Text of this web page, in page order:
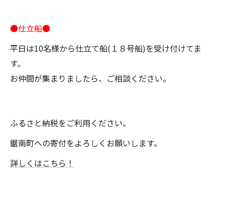
●仕立船●
平日は10名様から仕立て船(１８号船)を受け付けてま
す。
お仲間が集まりましたら、ご相談ください。
ふるさと納税をご利用ください。
鋸南町への寄付をよろしくお願いします。
詳しくはこちら！